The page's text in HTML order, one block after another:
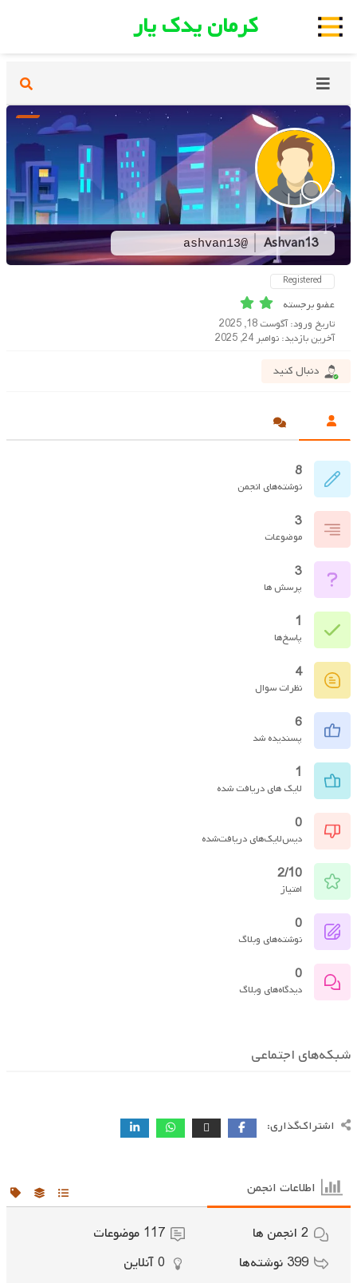
کرمان یدک یار
Ashvan13
@ashvan13
Registered
عضو برجسته
تاریخ ورود: آگوست 18, 2025
آخرین بازدید: نوامبر 24, 2025
دنبال کنید
8
نوشته‌های انجمن
3
موضوعات
3
پرسش ها
1
پاسخ‌ها
4
نظرات سوال
6
پسندیده شد
1
لایک های دریافت شده
0
دیس‌لایک‌های دریافت‌شده
2/10
امتیاز
0
نوشته‌های وبلاگ
0
دیدگاه‌های وبلاگ
شبکه‌های اجتماعی
اشتراک‌گذاری:
اطلاعات انجمن
2 انجمن ها 117 موضوعات
399 نوشته‌ها 0 آنلاین